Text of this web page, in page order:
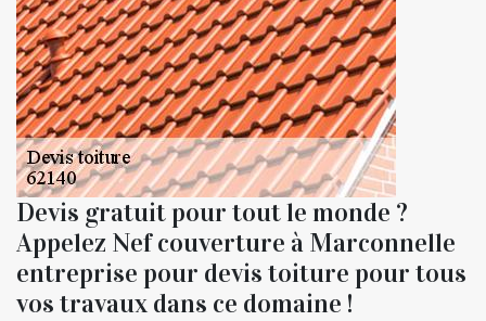
Devis gratuit pour tout le monde ?
Appelez Nef couverture à Marconnelle
entreprise pour devis toiture pour tous
vos travaux dans ce domaine !